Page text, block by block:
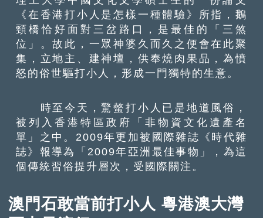
《在香港打小人是怎樣一種體驗》所指，鵝
頸橋恰好面對三岔路口，是最佳的「三煞
位」。故此，一眾神婆久而久之便會在此聚
集，立地主、建神壇，供奉燒肉果品，為憤
怒的俗世驅打小人，形成一門獨特的生意。
時至今天，驚螫打小人已是地道風俗，
被列入香港特區政府「非物資文化遺產名
單」之中。2009年更加被國際雜誌《時代雜
誌》報導為「2009年亞洲最佳事物」，為這
個傳統習俗提升層次，受國際關注。
澳門石敢當前打小人 粵港澳大灣